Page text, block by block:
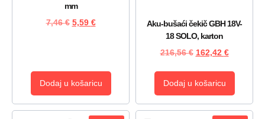
mm
7,46€ 5,59 €
Dodaj u košaricu
Aku-bušaći čekič GBH 18V-
18 SOLO, karton
216,56€ 162,42 €
Dodaj u košaricu